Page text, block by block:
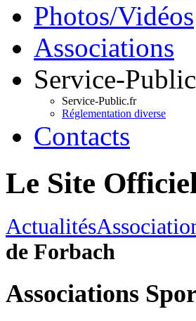
Photos/Vidéos
Associations
Service-Public
Service-Public.fr
Réglementation diverse
Contacts
Le Site
Actualités
de Forbach
Associations